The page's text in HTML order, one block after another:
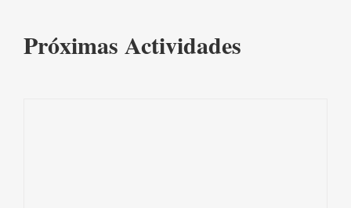
Próximas Actividades